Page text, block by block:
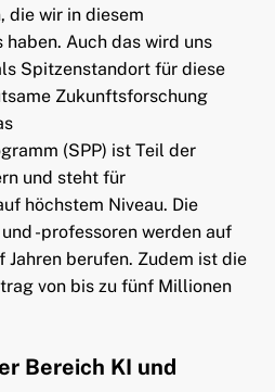
die wir in diesem
Auch das wird uns
Spitzenstandort für diese
Zukunftsforschung
(SPP) ist Teil der
und steht für
höchstem Niveau. Die
-professoren werden auf
Jahren berufen. Zudem ist die
von bis zu fünf Millionen
Bereich KI und